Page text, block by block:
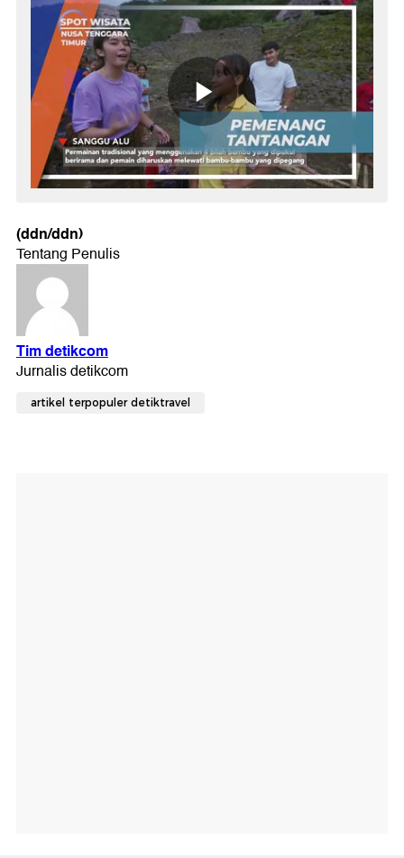
(ddn/ddn)
artikel terpopuler detiktravel